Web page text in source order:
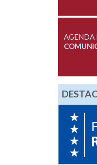
AGENDA